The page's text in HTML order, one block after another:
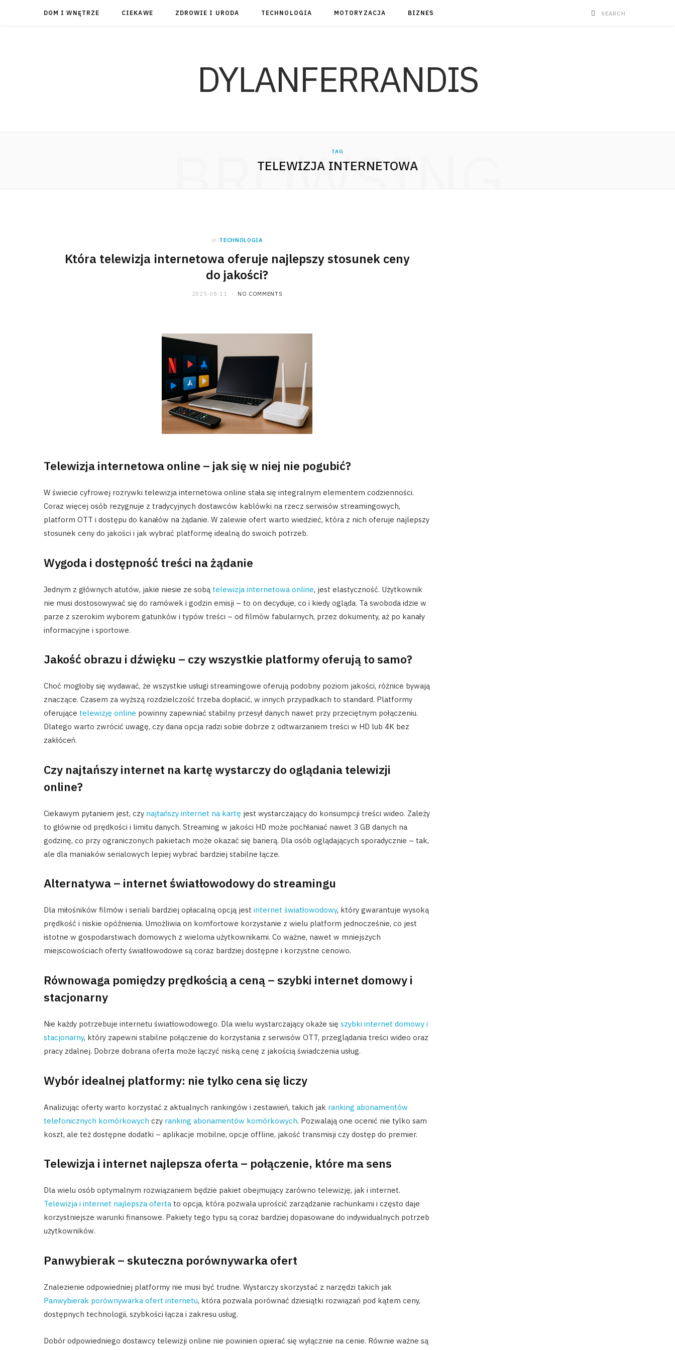
DOM I WNĘTRZE CIEKAWE ZDROWIE I URODA TECHNOLOGIA MOTORYZACJA BIZNES
DYLANFERRANDIS
TAG
TELEWIZJA INTERNETOWA
BROWSING
in TECHNOLOGIA
Która telewizja internetowa oferuje najlepszy stosunek ceny
do jakości?
2025-08-11 NO COMMENTS
Telewizja internetowa online – jak się w niej nie pogubić?
W świecie cyfrowej rozrywki telewizja internetowa online stała się integralnym elementem codzienności.
Coraz więcej osób rezygnuje z tradycyjnych dostawców kablówki na rzecz serwisów streamingowych,
platform OTT i dostępu do kanałów na żądanie. W zalewie ofert warto wiedzieć, która z nich oferuje najlepszy
stosunek ceny do jakości i jak wybrać platformę idealną do swoich potrzeb.
Wygoda i dostępność treści na żądanie
Jednym z głównych atutów, jakie niesie ze sobą telewizja internetowa online, jest elastyczność. Użytkownik
nie musi dostosowywać się do ramówek i godzin emisji – to on decyduje, co i kiedy ogląda. Ta swoboda idzie w
parze z szerokim wyborem gatunków i typów treści – od filmów fabularnych, przez dokumenty, aż po kanały
informacyjne i sportowe.
Jakość obrazu i dźwięku – czy wszystkie platformy oferują to samo?
Choć mogłoby się wydawać, że wszystkie usługi streamingowe oferują podobny poziom jakości, różnice bywają
znaczące. Czasem za wyższą rozdzielczość trzeba dopłacić, w innych przypadkach to standard. Platformy
oferujące telewizję online powinny zapewniać stabilny przesył danych nawet przy przeciętnym połączeniu.
Dlatego warto zwrócić uwagę, czy dana opcja radzi sobie dobrze z odtwarzaniem treści w HD lub 4K bez
zakłóceń.
Czy najtańszy internet na kartę wystarczy do oglądania telewizji
online?
Ciekawym pytaniem jest, czy najtańszy internet na kartę jest wystarczający do konsumpcji treści wideo. Zależy
to głównie od prędkości i limitu danych. Streaming w jakości HD może pochłaniać nawet 3 GB danych na
godzinę, co przy ograniczonych pakietach może okazać się barierą. Dla osób oglądających sporadycznie – tak,
ale dla maniaków serialowych lepiej wybrać bardziej stabilne łącze.
Alternatywa – internet światłowodowy do streamingu
Dla miłośników filmów i seriali bardziej opłacalną opcją jest internet światłowodowy, który gwarantuje wysoką
prędkość i niskie opóźnienia. Umożliwia on komfortowe korzystanie z wielu platform jednocześnie, co jest
istotne w gospodarstwach domowych z wieloma użytkownikami. Co ważne, nawet w mniejszych
miejscowościach oferty światłowodowe są coraz bardziej dostępne i korzystne cenowo.
Równowaga pomiędzy prędkością a ceną – szybki internet domowy i
stacjonarny
Nie każdy potrzebuje internetu światłowodowego. Dla wielu wystarczający okaże się szybki internet domowy i
stacjonarny, który zapewni stabilne połączenie do korzystania z serwisów OTT, przeglądania treści wideo oraz
pracy zdalnej. Dobrze dobrana oferta może łączyć niską cenę z jakością świadczenia usług.
Wybór idealnej platformy: nie tylko cena się liczy
Analizując oferty warto korzystać z aktualnych rankingów i zestawień, takich jak ranking abonamentów
telefonicznych komórkowych czy ranking abonamentów komórkowych. Pozwalają one ocenić nie tylko sam
koszt, ale też dostępne dodatki – aplikacje mobilne, opcje offline, jakość transmisji czy dostęp do premier.
Telewizja i internet najlepsza oferta – połączenie, które ma sens
Dla wielu osób optymalnym rozwiązaniem będzie pakiet obejmujący zarówno telewizję, jak i internet.
Telewizja i internet najlepsza oferta to opcja, która pozwala uprościć zarządzanie rachunkami i często daje
korzystniejsze warunki finansowe. Pakiety tego typu są coraz bardziej dopasowane do indywidualnych potrzeb
użytkowników.
Panwybierak – skuteczna porównywarka ofert
Znalezienie odpowiedniej platformy nie musi być trudne. Wystarczy skorzystać z narzędzi takich jak
Panwybierak porównywarka ofert internetu, która pozwala porównać dziesiątki rozwiązań pod kątem ceny,
dostępnych technologii, szybkości łącza i zakresu usług.
Dobór odpowiedniego dostawcy telewizji online nie powinien opierać się wyłącznie na cenie. Równie ważne są